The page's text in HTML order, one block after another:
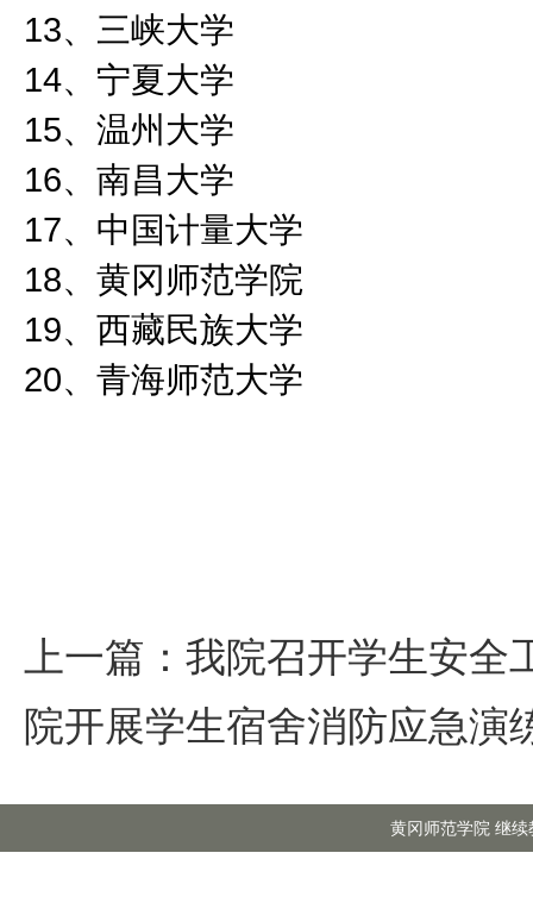
13、三峡大学
14、宁夏大学
15、温州大学
16、南昌大学
17、中国计量大学
18、黄冈师范学院
19、西藏民族大学
20、青海师范大学
上一篇： 我院召开学生安全
院开展学生宿舍消防应急演
黄冈师范学院 继